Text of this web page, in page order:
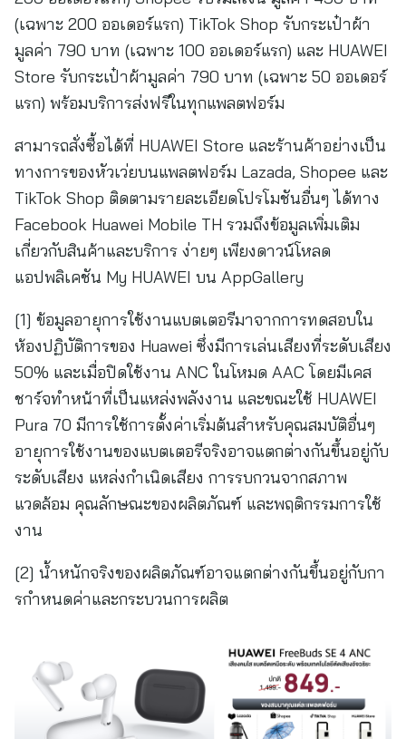
(เฉพาะ 200 ออเดอร์แรก) TikTok Shop รับกระเป๋าผ้า
มูลค่า 790 บาท (เฉพาะ 100 ออเดอร์แรก) และ HUAWEI
Store รับกระเป๋าผ้ามูลค่า 790 บาท (เฉพาะ 50 ออเดอร์
แรก) พร้อมบริการส่งฟรีในทุกแพลตฟอร์ม
สามารถสั่งซื้อได้ที่ HUAWEI Store และร้านค้าอย่างเป็น
ทางการของหัวเว่ยบนแพลตฟอร์ม Lazada, Shopee และ
TikTok Shop ติดตามรายละเอียดโปรโมชันอื่นๆ ได้ทาง
Facebook Huawei Mobile TH รวมถึงข้อมูลเพิ่มเติม
เกี่ยวกับสินค้าและบริการ ง่ายๆ เพียงดาวน์โหลด
แอปพลิเคชัน My HUAWEI บน AppGallery
[1] ข้อมูลอายุการใช้งานแบตเตอรีมาจากการทดสอบใน
ห้องปฏิบัติการของ Huawei ซึ่งมีการเล่นเสียงที่ระดับเสียง
50% และเมื่อปิดใช้งาน ANC ในโหมด AAC โดยมีเคส
ชาร์จทําหน้าที่เป็นแหล่งพลังงาน และขณะใช้ HUAWEI
Pura 70 มีการใช้การตั้งค่าเริ่มต้นสําหรับคุณสมบัติอื่นๆ
อายุการใช้งานของแบตเตอรีจริงอาจแตกต่างกันขึ้นอยู่กับ
ระดับเสียง แหล่งกําเนิดเสียง การรบกวนจากสภาพ
แวดล้อม คุณลักษณะของผลิตภัณฑ์ และพฤติกรรมการใช้
งาน
[2] น้ำหนักจริงของผลิตภัณฑ์อาจแตกต่างกันขึ้นอยู่กับกา
รกําหนดค่าและกระบวนการผลิต